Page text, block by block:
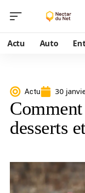
Actu Auto
Actu 30
desserts